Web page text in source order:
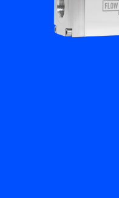
Neem contact op